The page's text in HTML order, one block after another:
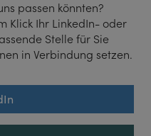
passen könnten?
Klick Ihr LinkedIn- oder
Stelle für Sie
in Verbindung setzen.